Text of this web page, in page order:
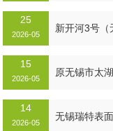
25
2026-05
新开河3号（
15
2026-05
原无锡市太
14
2026-05
无锡瑞特表